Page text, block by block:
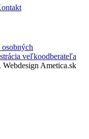
osobných
veľkoodberateľa
Webdesign Ametica.sk